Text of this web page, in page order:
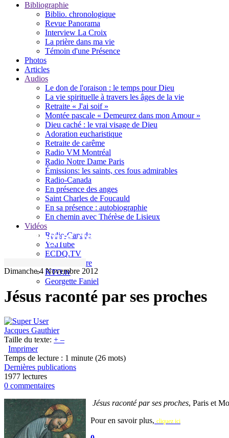
Bibliographie
Biblio. chronologique
Revue Panorama
Interview La Croix
La prière dans ma vie
Témoin d'une Présence
Photos
Articles
Audios
Le don de l'oraison : le temps pour Dieu
La vie spirituelle à travers les âges de la vie
Retraite « J'ai soif »
Montée pascale « Demeurez dans mon Amour »
Dieu caché : le vrai visage de Dieu
Adoration eucharistique
Retraite de carême
Radio VM Montréal
Radio Notre Dame Paris
Émissions: les saints, ces fous admirables
Radio-Canada
En présence des anges
Saint Charles de Foucauld
En sa présence : autobiographie
En chemin avec Thérèse de Lisieux
Vidéos
Radio-Canada
YouTube
ECDQ.TV
Sel et Lumière
KTO.tv
Georgette Faniel
Le blogue de Jacques Gauthier
Dimanche 4 Novembre 2012
Jésus raconté par ses proches
Jacques Gauthier
Taille du texte: + –
Imprimer
Temps de lecture : 1 minute (26 mots)
Dernières publications
1977 lectures
0 commentaires
Jésus raconté par ses proches, Paris et
Pour en savoir plus, cliquez ici